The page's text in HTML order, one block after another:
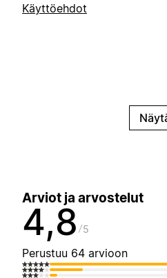
Käyttöehdot
Arviot ja arvostelut
4,8 5
Perustuu 64 arvioon